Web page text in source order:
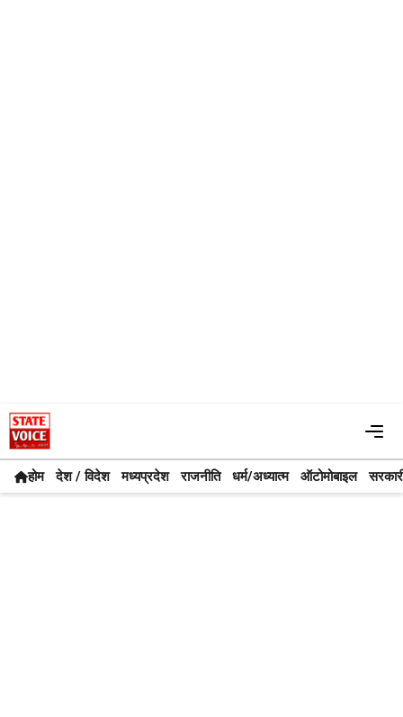
Skip
to
content
होम देश / विदेश मध्यप्रदेश राजनीति धर्म/अध्यात्म ऑटोमोबाइल